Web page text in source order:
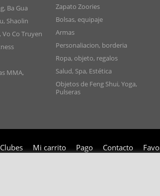
Ba Gua
Shaolin
Vo Co Truyen
MMA,
Zapato Zoories
Bolsas, equipaje
Armas
Personaliacion, borderia
Ropa, objeto, regalos
Salud, Spa, Estética
Objetos de Feng Shui, Yoga,
Pulseras
Clubes Mi carrito Pago Contacto